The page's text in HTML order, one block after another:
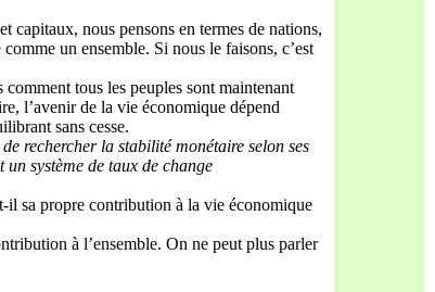
capitaux, nous pensons en termes de nations,
un ensemble. Si nous le faisons, c’est
tous les peuples sont maintenant
l’avenir de la vie économique dépend
sans cesse.
rechercher la stabilité monétaire selon ses
système de taux de change
il sa propre contribution à la vie économique
à l’ensemble. On ne peut plus parler